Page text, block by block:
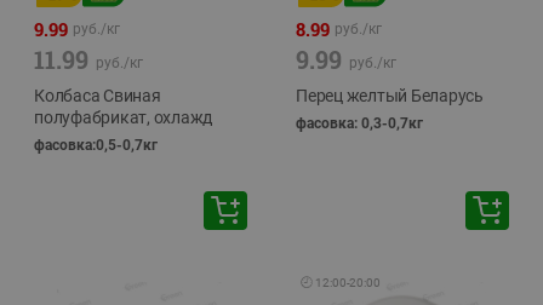
9.99 руб./кг
11.99 руб./кг
Колбаса Свиная
полуфабрикат, охлажд
фасовка:0,5-0,7кг
8.99 руб./кг
9.99 руб./кг
Перец желтый Беларусь
фасовка: 0,3-0,7кг
🕘 12:00-20:00